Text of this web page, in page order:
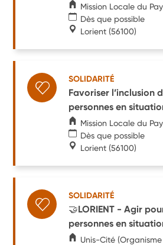
Mission Locale du
Dès que possible
Lorient (56100)
SOLIDARITÉ
Favoriser l’inclusion
personnes en
Mission Locale du
Dès que possible
Lorient (56100)
SOLIDARITÉ
🤝LORIENT - Agir
personnes en
Unis-Cité